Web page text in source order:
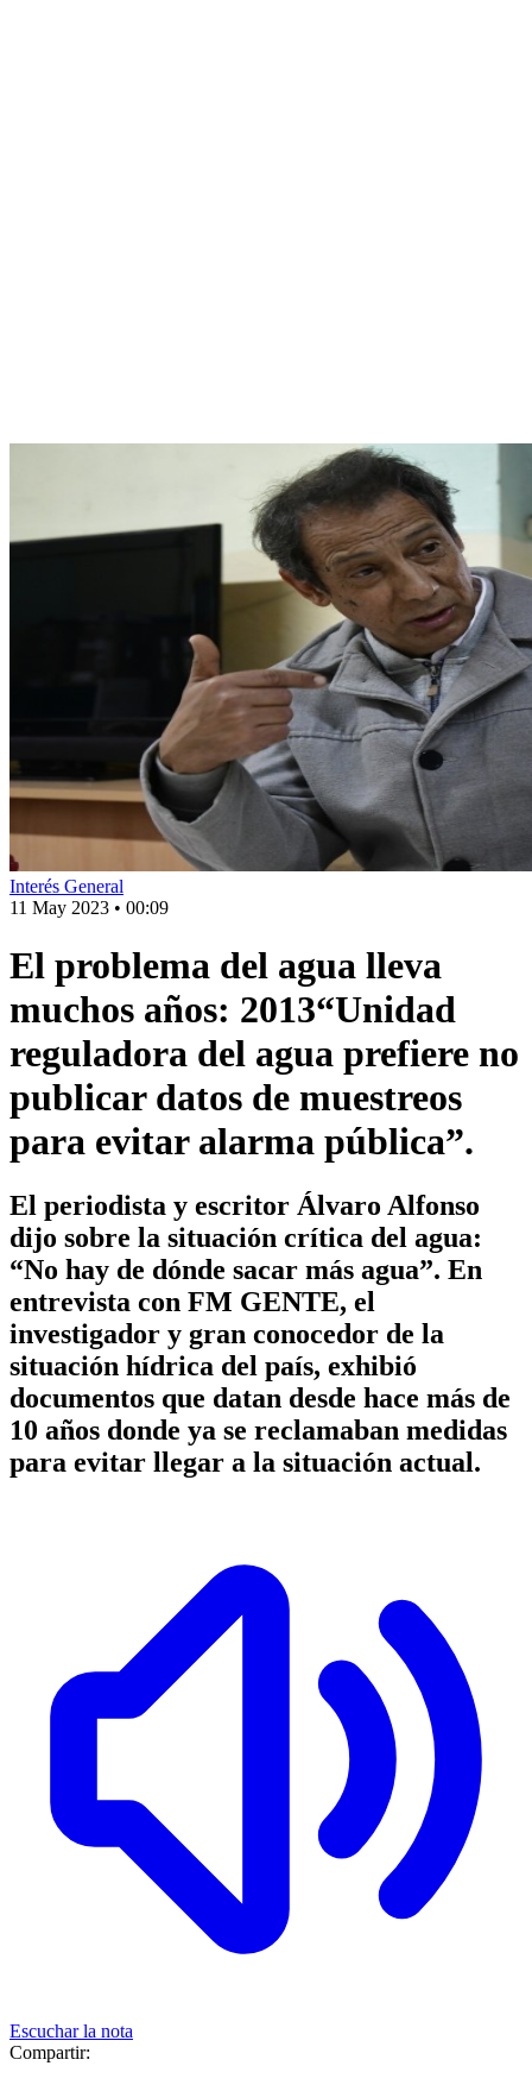
Interés General
11 May 2023 • 00:09
El problema del agua lleva
muchos años: 2013“Unidad
reguladora del agua prefiere no
publicar datos de muestreos
para evitar alarma pública”.
El periodista y escritor Álvaro Alfonso
dijo sobre la situación crítica del agua:
“No hay de dónde sacar más agua”. En
entrevista con FM GENTE, el
investigador y gran conocedor de la
situación hídrica del país, exhibió
documentos que datan desde hace más de
10 años donde ya se reclamaban medidas
para evitar llegar a la situación actual.
Escuchar la nota
Compartir: